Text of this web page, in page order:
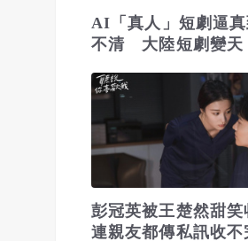
AI「真人」短劇逼
不清 大陸短劇變
彭冠英被王楚然甜笑
連親友都傳私訊收不